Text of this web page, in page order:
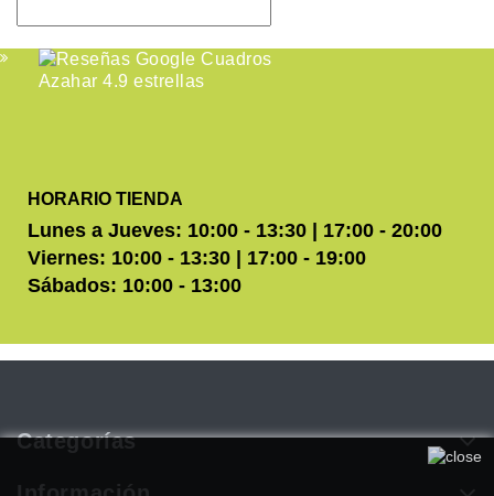
HORARIO TIENDA
Lunes a Jueves: 10:00 - 13:30 | 17:00 - 20:00
Viernes: 10:00 - 13:30 | 17:00 - 19:00
Sábados: 10:00 - 13:00
Categorías
Utilizamos cookies propias y de terceros para mejorar
nuestros servicios. Si continúa navegando, consideramos que